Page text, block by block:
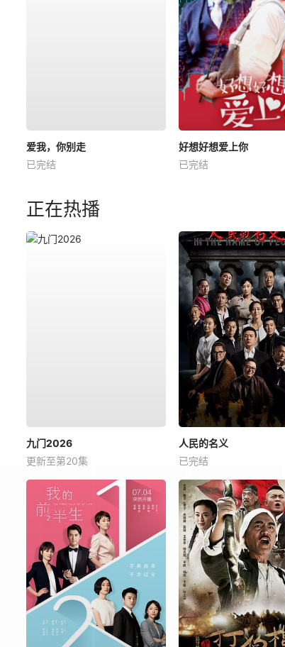
爱我，你别走
已完结
好想好想爱上你
已完结
正在热播
九门2026
更新至第20集
人民的名义
已完结